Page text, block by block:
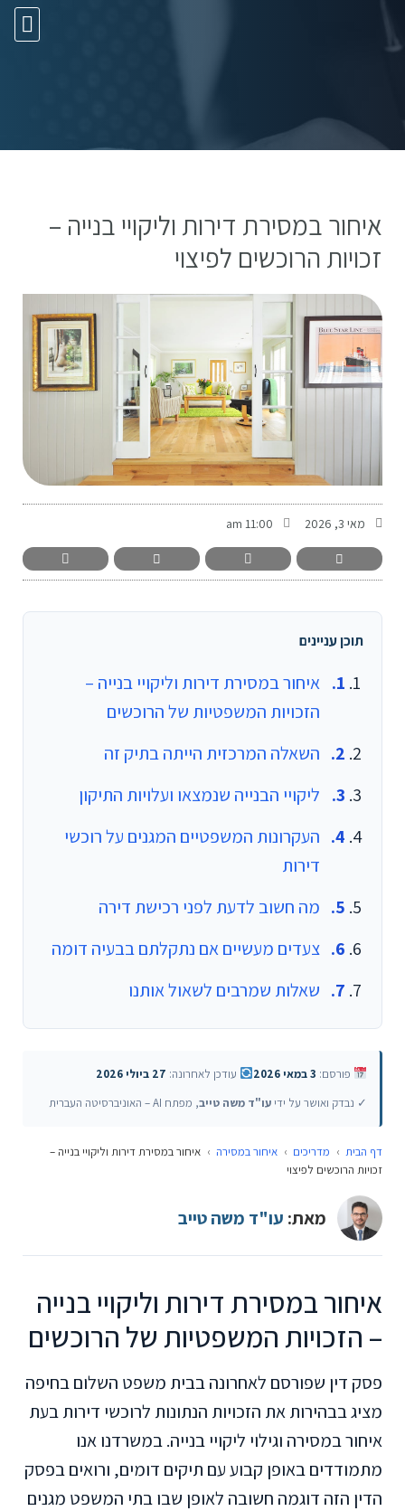
איחור במסירת דירות וליקויי בנייה –
זכויות הרוכשים לפיצוי
מאי 3, 2026 11:00 am
תוכן עניינים
איחור במסירת דירות וליקויי בנייה –
הזכויות המשפטיות של הרוכשים
השאלה המרכזית הייתה בתיק זה
ליקויי הבנייה שנמצאו ועלויות התיקון
העקרונות המשפטיים המגנים על רוכשי
דירות
מה חשוב לדעת לפני רכישת דירה
צעדים מעשיים אם נתקלתם בבעיה דומה
שאלות שמרבים לשאול אותנו
פורסם: 3 במאי 2026 עודכן לאחרונה: 27 ביולי 2026
✓ נבדק ואושר על ידי עו"ד משה טייב, מפתח AI – האוניברסיטה העברית
דף הבית › מדריכים › איחור במסירה › איחור במסירת דירות וליקויי בנייה –
זכויות הרוכשים לפיצוי
מאת: עו"ד משה טייב
איחור במסירת דירות וליקויי בנייה
– הזכויות המשפטיות של הרוכשים
פסק דין שפורסם לאחרונה בבית משפט השלום בחיפה
מציג בבהירות את הזכויות הנתונות לרוכשי דירות בעת
איחור במסירה וגילוי ליקויי בנייה. במשרדנו אנו
מתמודדים באופן קבוע עם תיקים דומים, ורואים בפסק
הדין הזה דוגמה חשובה לאופן שבו בתי המשפט מגנים